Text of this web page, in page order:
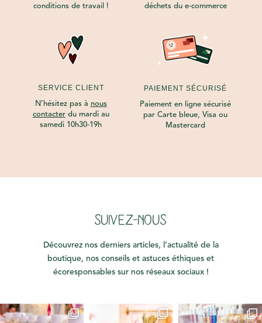
conditions de travail !
déchets du e-commerce
SERVICE CLIENT
N’hésitez pas à nous
contacterdu mardi au
samedi 10h30-19h
PAIEMENT SÉCURISÉ
Paiement en ligne sécurisé
par Carte bleue, Visa ou
Mastercard
SUIVEZ-NOUS
Découvrez nos derniers articles, l’actualité de la
boutique, nos conseils et astuces éthiques et
écoresponsables sur nos réseaux sociaux !